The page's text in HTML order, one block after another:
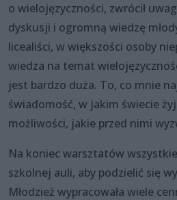
o wielojęzyczności, zwrócił
dyskusji i ogromną wiedzę
licealiści, w większości osoby
wiedza na temat
jest bardzo duża. To, co mnie
świadomość, w jakim świecie
możliwości, jakie przed nimi
Na koniec warsztatów
szkolnej auli, aby podzielić się
Młodzież wypracowała wiele